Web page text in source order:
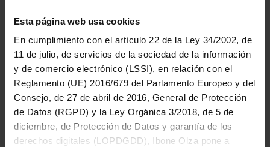
Esta página web usa cookies
En cumplimiento con el artículo 22 de la Ley 34/2002, de
11 de julio, de servicios de la sociedad de la información
y de comercio electrónico (LSSI), en relación con el
Reglamento (UE) 2016/679 del Parlamento Europeo y del
Consejo, de 27 de abril de 2016, General de Protección
de Datos (RGPD) y la Ley Orgánica 3/2018, de 5 de
diciembre, de Protección de Datos y garantía de los
derechos digitales (LOPDGDD), Ibone Olza pone a
Epílogo A Lactancia Interrumpida Por Servicios
Sociales
24 noviembre 2025 No hay comentarios
El pasado 5 de marzo publiqué esta entrada, Lactancia
interrumpida pos servicios sociales, en la que os contaba lo difícil
que estaba siendo acompañar y sostener a una madre a la que los
servicios sociales de golpe y sin aviso previo le habían retirado la
custodia de sus tres hijos, el más pequeño un bebé de 17 meses
aun lactante. Ahora os puedo contar el final feliz de esta historia.